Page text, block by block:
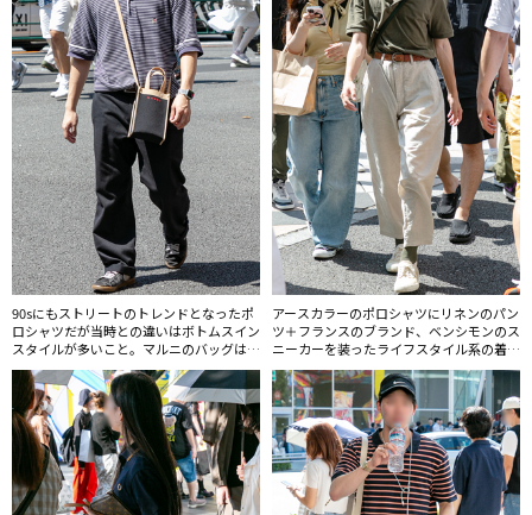
90sにもストリートのトレンドとなったポ
ロシャツだが当時との違いはボトムスイン
スタイルが多いこと。マルニのバッグは男
性にも人気だ。
アースカラーのポロシャツにリネンのパン
ツ＋フランスのブランド、ベンシモンのス
ニーカーを装ったライフスタイル系の着こ
なし。